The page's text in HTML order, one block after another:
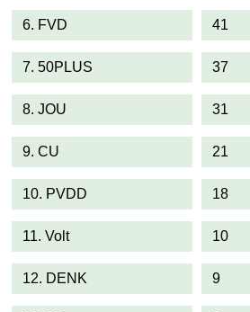
6. FVD 41
7. 50PLUS 37
8. JOU 31
9. CU 21
10. PVDD 18
11. Volt 10
12. DENK 9